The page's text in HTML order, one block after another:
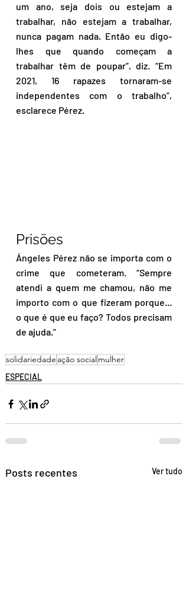
um ano, seja dois ou estejam a
trabalhar, não estejam a trabalhar,
nunca pagam nada. Então eu digo-
lhes que quando começam a
trabalhar têm de poupar”, diz. “Em
2021, 16 rapazes tornaram-se
independentes com o trabalho”,
esclarece Pérez.
Prisões
Ángeles Pérez não se importa com o
crime que cometeram. “Sempre
atendi a quem me chamou, não me
importo com o que fizeram porque...
o que é que eu faço? Todos precisam
de ajuda."
solidariedade ação socialmulher
ESPECIAL
Posts recentes Ver tudo